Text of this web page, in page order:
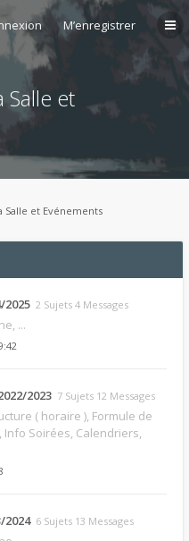
M’enregistrer
Salle et
Salle et Evénements
2025 2 Sujets 4 Messages
...
2023 7 Sujets 12 Messages
( horaire ), Formule de
Info Soirées, Calendriers,
2024 6 Sujets 13 Messages